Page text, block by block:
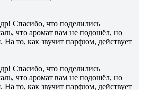
Спасибо, что поделились
что аромат вам не подошёл, но
На то, как звучит парфюм, действует
Спасибо, что поделились
что аромат вам не подошёл, но
На то, как звучит парфюм, действует